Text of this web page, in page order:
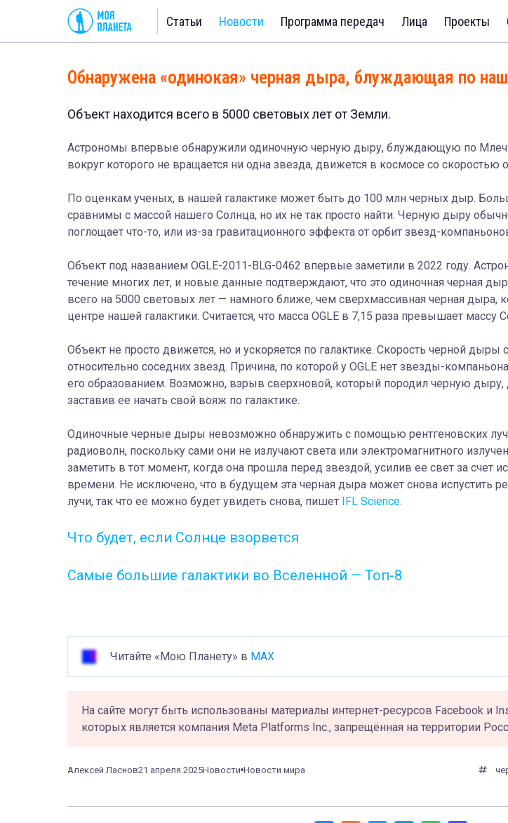
Статьи Новости Программа передач Лица Проекты
Обнаружена «одинокая» черная дыра, блуждающая по
Объект находится всего в 5000 световых лет от Земли.
Астрономы впервые обнаружили одиночную черную дыру, блуждающую по
вокруг которого не вращается ни одна звезда, движется в космосе со скоростью
По оценкам ученых, в нашей галактике может быть до 100 млн черных дыр.
сравнимы с массой нашего Солнца, но их не так просто найти. Черную дыру
поглощает что-то, или из-за гравитационного эффекта от орбит звезд-
Объект под названием OGLE-2011-BLG-0462 впервые заметили в 2022 году.
течение многих лет, и новые данные подтверждают, что это одиночная черная
всего на 5000 световых лет — намного ближе, чем сверхмассивная черная дыра,
центре нашей галактики. Считается, что масса OGLE в 7,15 раза превышает массу
Объект не просто движется, но и ускоряется по галактике. Скорость черной дыры
относительно соседних звезд. Причина, по которой у OGLE нет звезды-
его образованием. Возможно, взрыв сверхновой, который породил черную
заставив ее начать свой вояж по галактике.
Одиночные черные дыры невозможно обнаружить с помощью рентгеновских
радиоволн, поскольку сами они не излучают света или электромагнитного
заметить в тот момент, когда она прошла перед звездой, усилив ее свет за счет
времени. Не исключено, что в будущем эта черная дыра может снова испустить
лучи, так что ее можно будет увидеть снова, пишет IFL Science.
Что будет, если Солнце взорвется
Самые большие галактики во Вселенной — Топ-8
Читайте «Мою Планету» в MAX
На сайте могут быть использованы материалы интернет-ресурсов Facebook и
которых является компания Meta Platforms Inc., запрещённая на территории
Алексей Ласнов21 апреля 2025Новости Новости мира